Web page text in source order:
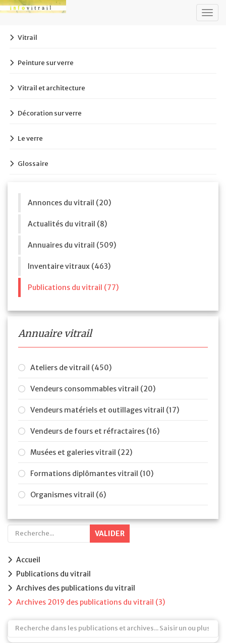
Vitrail
Peinture sur verre
Vitrail et architecture
Décoration sur verre
Le verre
Glossaire
Annonces du vitrail (20)
Actualités du vitrail (8)
Annuaires du vitrail (509)
Inventaire vitraux (463)
Publications du vitrail (77)
Annuaire vitrail
Ateliers de vitrail (450)
Vendeurs consommables vitrail (20)
Vendeurs matériels et outillages vitrail (17)
Vendeurs de fours et réfractaires (16)
Musées et galeries vitrail (22)
Formations diplômantes vitrail (10)
Organismes vitrail (6)
VALIDER
Accueil
Publications du vitrail
Archives des publications du vitrail
Archives 2019 des publications du vitrail (3)